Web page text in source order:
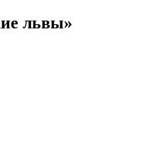
львы»